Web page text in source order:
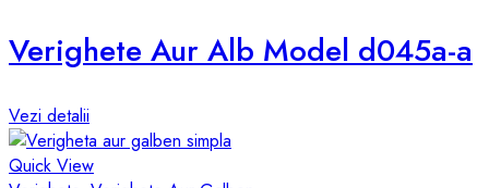
Verighete Aur Alb Model d045a-a
Vezi detalii
Quick View